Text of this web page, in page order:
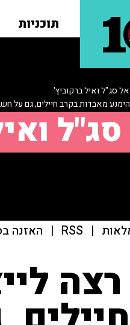
תוכניות
סג"ל ואיל ברקוביץ'
מאבדות בקרב חיילים, גם על
|
RSS
| האזנה